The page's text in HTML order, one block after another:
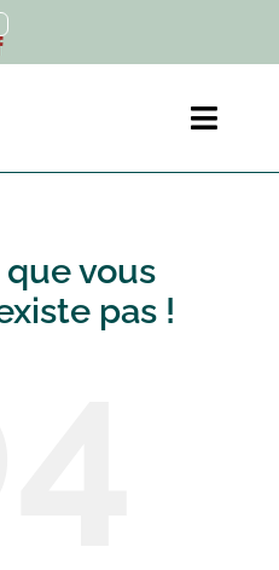
vous
pas !